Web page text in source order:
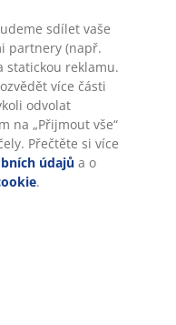
do ložnice z
přináší mnoho
zahrnují jak
i nadčasové klasické
sdílet vaše
partnery (např.
statickou reklamu.
více části
odvolat
na „Přijmout vše“
Přečtěte si více
údajů a o
.